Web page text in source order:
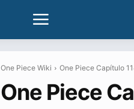
One Piece Wiki One Piece Capítulo
One Piece